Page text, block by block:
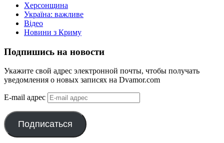
Херсонщина
Україна: важливе
Відео
Новини з Криму
Подпишись на новости
Укажите свой адрес электронной почты, чтобы получать
уведомления о новых записях на Dvamor.com
E-mail адрес
Подписаться